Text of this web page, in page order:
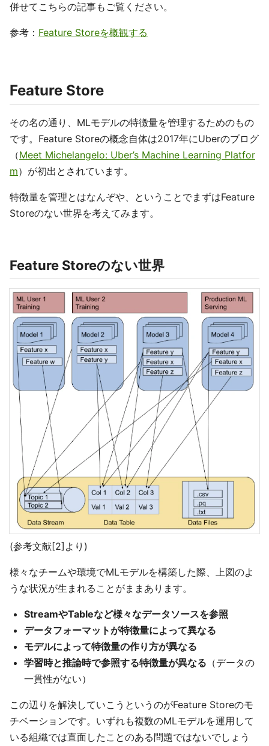
併せてこちらの記事もご覧ください。
参考： Feature Storeを概観する
Feature Store
その名の通り、MLモデルの特徴量を管理するためのもの
です。Feature Storeの概念自体は2017年にUberのブログ
（Meet Michelangelo: Uber’s Machine Learning Platfor
m）が初出とされています。
特徴量を管理とはなんぞや、ということでまずはFeature
Storeのない世界を考えてみます。
Feature Storeのない世界
(参考文献[2]より)
様々なチームや環境でMLモデルを構築した際、上図のよ
うな状況が生まれることがままあります。
StreamやTableなど様々なデータソースを参照
データフォーマットが特徴量によって異なる
モデルによって特徴量の作り方が異なる
学習時と推論時で参照する特徴量が異なる （データの
一貫性がない）
この辺りを解決していこうというのがFeature Storeのモ
チベーションです。いずれも複数のMLモデルを運用して
いる組織では直面したことのある問題ではないでしょう